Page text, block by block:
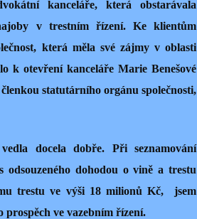
kanceláře, která obstarávala
v trestním řízení. Ke klientům
která měla své zájmy v oblasti
k otevření kanceláře Marie Benešové
statutárního orgánu společnosti,
docela dobře. Při seznamování
odsouzeného dohodou o vině a trestu
trestu ve výši 18 milionů Kč, jsem
prospěch ve vazebním řízení.